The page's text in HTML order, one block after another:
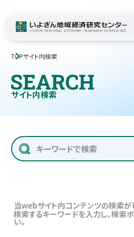
TOPサイト内検索
サイト内検索
当webサイト内コンテンツの検索が
検索するキーワードを入力し、検索
い。